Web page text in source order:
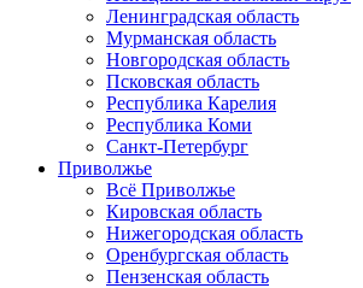
Ленинградская область
Мурманская область
Новгородская область
Псковская область
Республика Карелия
Республика Коми
Санкт-Петербург
Приволжье
Всё Приволжье
Кировская область
Нижегородская область
Оренбургская область
Пензенская область